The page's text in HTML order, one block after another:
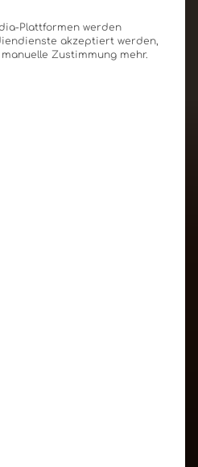
Plattformen werden
akzeptiert werden,
Zustimmung mehr.